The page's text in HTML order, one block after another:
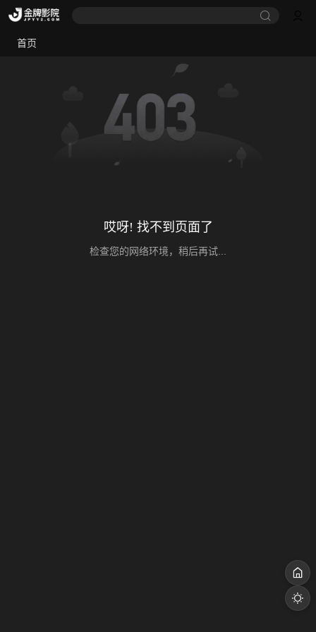
首页
哎呀! 找不到页面了
检查您的网络环境，稍后再试...